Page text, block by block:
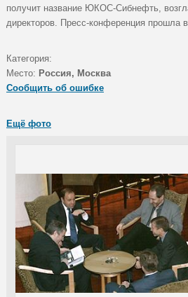
получит название ЮКОС-Сибнефть,
директоров. Пресс-конференция прошла
Категория:
Место: Россия, Москва
Сообщить об ошибке
Ещё фото